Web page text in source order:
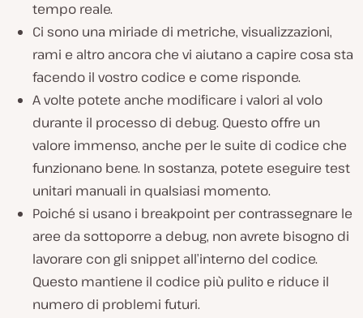
tempo reale.
Ci sono una miriade di metriche, visualizzazioni,
rami e altro ancora che vi aiutano a capire cosa sta
facendo il vostro codice e come risponde.
A volte potete anche modificare i valori al volo
durante il processo di debug. Questo offre un
valore immenso, anche per le suite di codice che
funzionano bene. In sostanza, potete eseguire test
unitari manuali in qualsiasi momento.
Poiché si usano i breakpoint per contrassegnare le
aree da sottoporre a debug, non avrete bisogno di
lavorare con gli snippet all’interno del codice.
Questo mantiene il codice più pulito e riduce il
numero di problemi futuri.